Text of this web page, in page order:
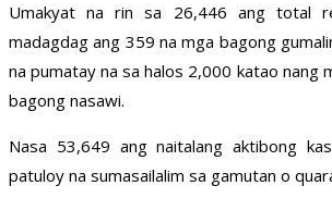
Umakyat na rin sa 26,446 ang total
madagdag ang 359 na mga bagong
na pumatay na sa halos 2,000 katao nang
bagong nasawi.
Nasa 53,649 ang naitalang aktibong
patuloy na sumasailalim sa gamutan o